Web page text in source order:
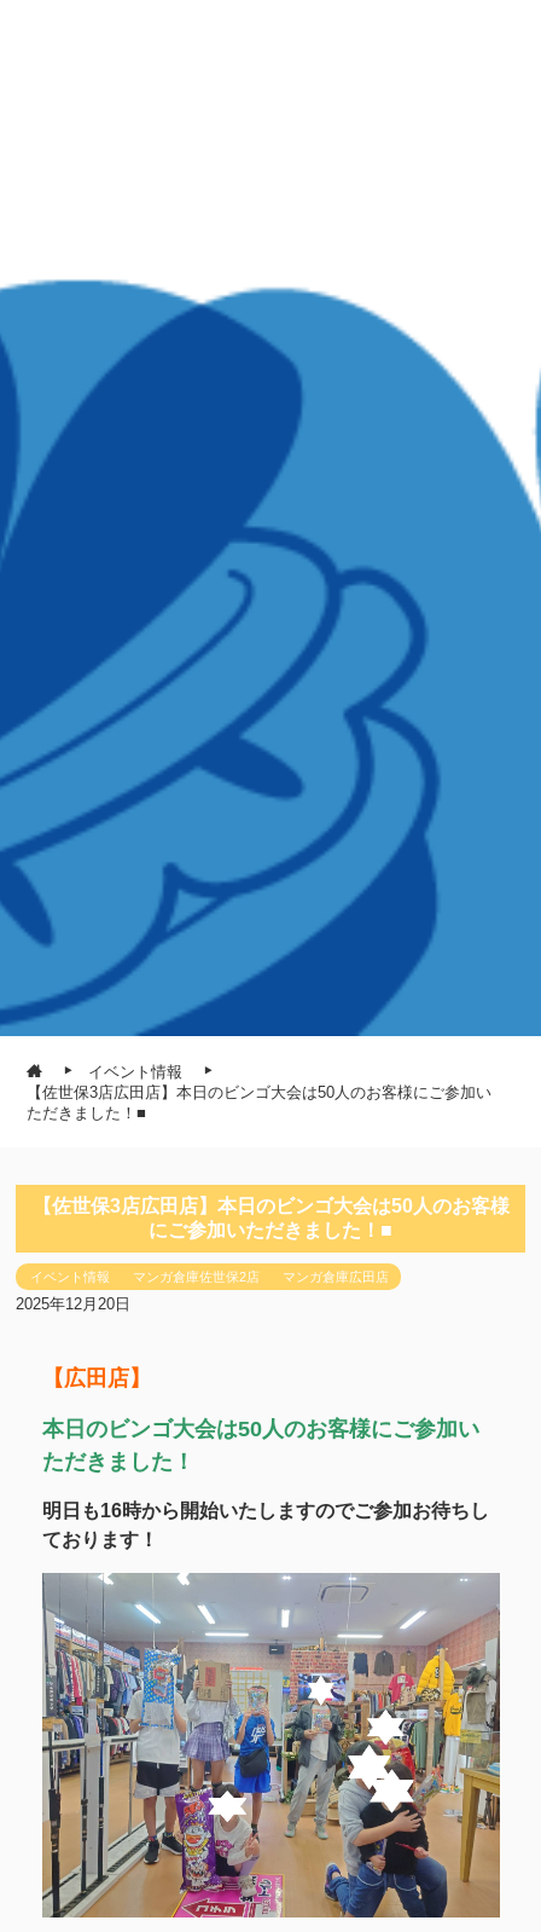
イベント情報
【佐世保3店広田店】本日のビンゴ大会は50人のお客様にご参加い
ただきました！■
【佐世保3店広田店】本日のビンゴ大会は50人のお客様
にご参加いただきました！■
イベント情報 マンガ倉庫佐世保2店 マンガ倉庫広田店
2025年12月20日
【広田店】
本日のビンゴ大会は50人のお客様にご参加い
ただきました！
明日も16時から開始いたしますのでご参加お待ちし
ております！